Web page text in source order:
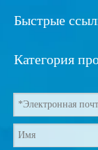
Быстрые
Категория